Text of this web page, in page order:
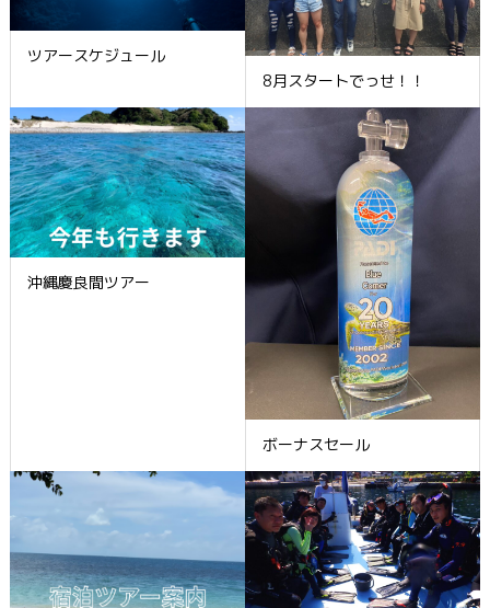
ツアースケジュール
8月スタートでっせ！！
沖縄慶良間ツアー
ボーナスセール